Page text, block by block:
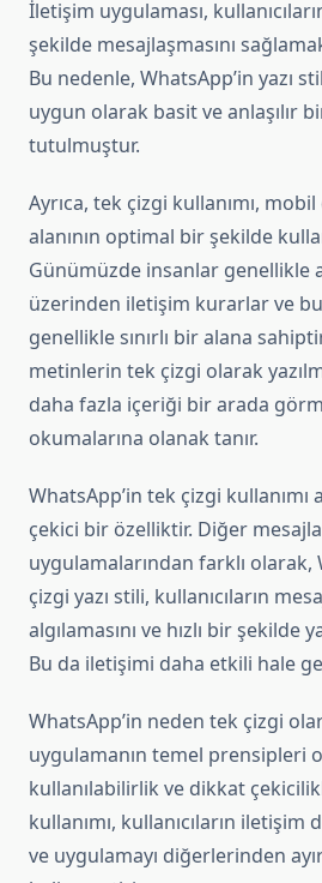
İletişim uygulaması,
şekilde mesajlaşmasını
Bu nedenle, WhatsApp’in yazı
uygun olarak basit ve anlaşılır
tutulmuştur.
Ayrıca, tek çizgi kullanımı,
alanının optimal bir şekilde
Günümüzde insanlar genellikle
üzerinden iletişim kurarlar ve
genellikle sınırlı bir alana
metinlerin tek çizgi olarak
daha fazla içeriği bir arada
okumalarına olanak tanır.
WhatsApp’in tek çizgi kullanımı
çekici bir özelliktir. Diğer
uygulamalarından farklı olarak,
çizgi yazı stili, kullanıcıların
algılamasını ve hızlı bir şekilde
Bu da iletişimi daha etkili hale
WhatsApp’in neden tek çizgi
uygulamanın temel prensipleri
kullanılabilirlik ve dikkat
kullanımı, kullanıcıların
ve uygulamayı diğerlerinden